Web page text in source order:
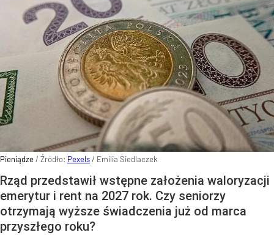
Pieniądze/ Źródło: Pexels/ Emilia Siedlaczek
Rząd przedstawił wstępne założenia waloryzacji
emerytur i rent na 2027 rok. Czy seniorzy
otrzymają wyższe świadczenia już od marca
przyszłego roku?